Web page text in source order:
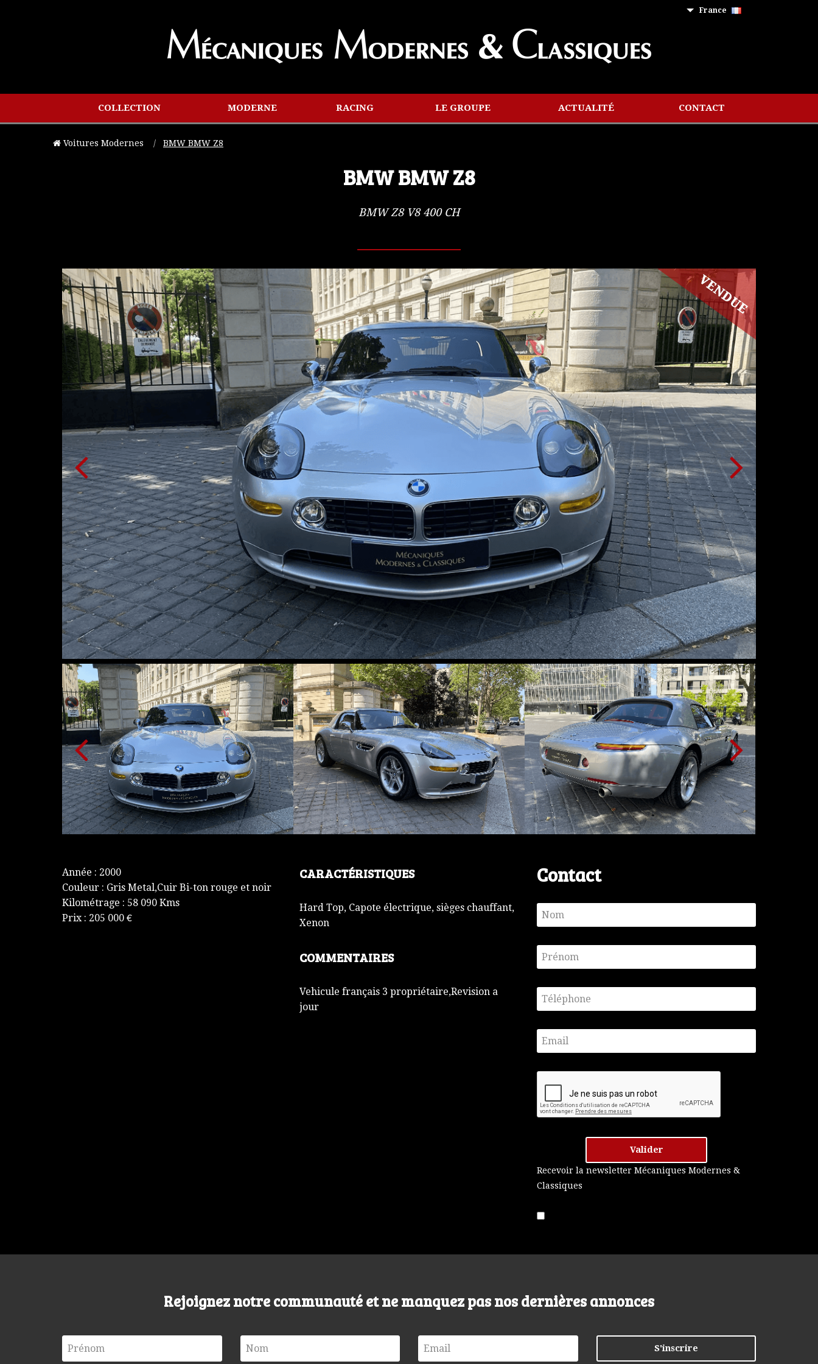
France
COLLECTION MODERNE RACING LE GROUPE ACTUALITÉ CONTACT
Voitures Modernes Current:
BMW BMW Z8
BMW BMW Z8
BMW Z8 V8 400 CH
Année : 2000
Couleur : Gris Metal,Cuir Bi-ton rouge et noir
Kilométrage : 58 090 Kms
Prix : 205 000 €
CARACTÉRISTIQUES
Hard Top, Capote électrique, sièges chauffant,
Xenon
COMMENTAIRES
Vehicule français 3 propriétaire,Revision a
jour
Contact
Valider
Recevoir la newsletter Mécaniques Modernes &
Classiques
Rejoignez notre communauté et ne manquez pas nos dernières annonces